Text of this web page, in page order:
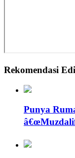
Rekomendasi
Punya